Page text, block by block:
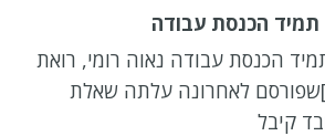
תמיד הכנסת עבודה
הכנסת עבודה נאוה רומי, רואת
חשבון בפסק דין [1]שפורסם לאחרונה עלתה שאלת
קיבל